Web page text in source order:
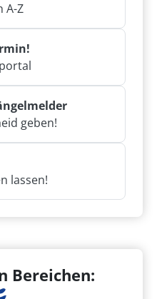
A-Z
geben!
lassen!
Bereichen: